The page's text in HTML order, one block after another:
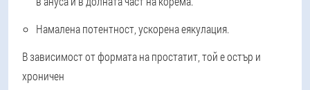
Намалена потентност, ускорена еякулация.
В зависимост от формата на простатит, той е остър и
хроничен